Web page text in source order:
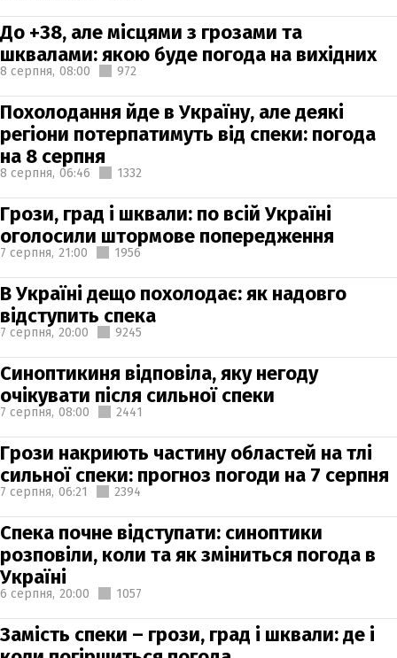
До +38, але місцями з грозами та
шквалами: якою буде погода на вихідних
8 серпня, 08:00 972
Похолодання йде в Україну, але деякі
регіони потерпатимуть від спеки: погода
на 8 серпня
8 серпня, 06:46 1332
Грози, град і шквали: по всій Україні
оголосили штормове попередження
7 серпня, 21:00 1956
В Україні дещо похолодає: як надовго
відступить спека
7 серпня, 20:00 9245
Синоптикиня відповіла, яку негоду
очікувати після сильної спеки
7 серпня, 08:00 2441
Грози накриють частину областей на тлі
сильної спеки: прогноз погоди на 7 серпня
7 серпня, 06:21 2394
Спека почне відступати: синоптики
розповіли, коли та як зміниться погода в
Україні
6 серпня, 20:00 1057
Замість спеки – грози, град і шквали: де і